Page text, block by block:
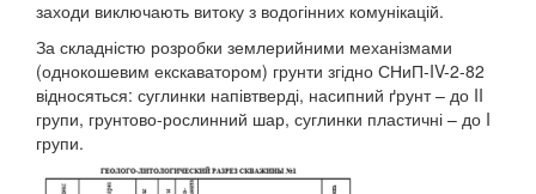
заходи виключають витоку з водогінних комунікацій.
За складністю розробки землерийними механізмами
(однокошевим екскаватором) грунти згідно СНиП-IV-2-82
відносяться: суглинки напівтверді, насипний ґрунт – до II
групи, грунтово-рослинний шар, суглинки пластичні – до I
групи.